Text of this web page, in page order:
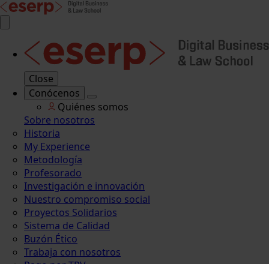
Close
Conócenos
Quiénes somos
Sobre nosotros
Historia
My Experience
Metodología
Profesorado
Investigación e innovación
Nuestro compromiso social
Proyectos Solidarios
Sistema de Calidad
Buzón Ético
Trabaja con nosotros